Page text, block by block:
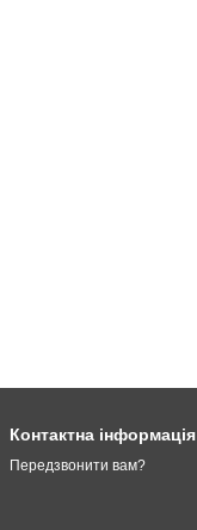
Контактна інформація
Передзвонити вам?